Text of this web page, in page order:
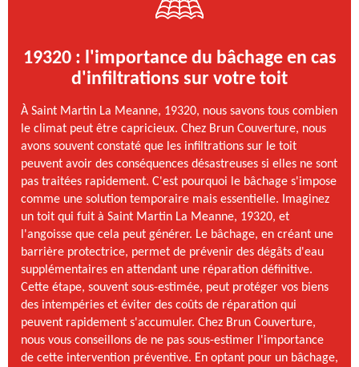
19320 : l'importance du bâchage en cas
d'infiltrations sur votre toit
À Saint Martin La Meanne, 19320, nous savons tous combien
le climat peut être capricieux. Chez Brun Couverture, nous
avons souvent constaté que les infiltrations sur le toit
peuvent avoir des conséquences désastreuses si elles ne sont
pas traitées rapidement. C'est pourquoi le bâchage s'impose
comme une solution temporaire mais essentielle. Imaginez
un toit qui fuit à Saint Martin La Meanne, 19320, et
l'angoisse que cela peut générer. Le bâchage, en créant une
barrière protectrice, permet de prévenir des dégâts d'eau
supplémentaires en attendant une réparation définitive.
Cette étape, souvent sous-estimée, peut protéger vos biens
des intempéries et éviter des coûts de réparation qui
peuvent rapidement s'accumuler. Chez Brun Couverture,
nous vous conseillons de ne pas sous-estimer l'importance
de cette intervention préventive. En optant pour un bâchage,